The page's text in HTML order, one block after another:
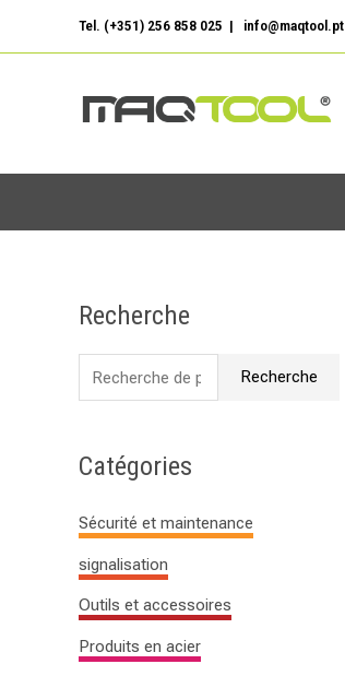
Tel. (+351) 256 858 025 | info@maqtool.pt
Recherche
R
r
h
e
p
o
Recherche
Catégories
Sécurité et maintenance
signalisation
Outils et accessoires
Produits en acier